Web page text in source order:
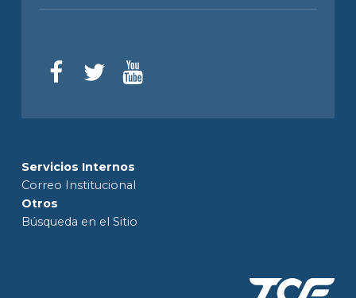
Servicios Internos
Correo Institucional
Otros
Búsqueda en el Sitio